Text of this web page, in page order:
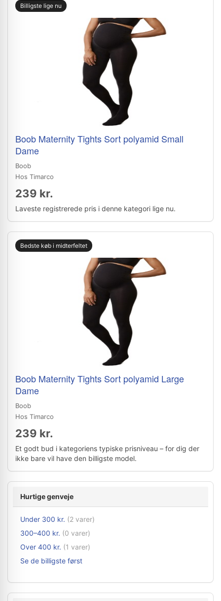
Billigste lige nu
Boob Maternity Tights Sort polyamid Small
Dame
Boob
Hos Timarco
239 kr.
Laveste registrerede pris i denne kategori lige nu.
Bedste køb i midterfeltet
Boob Maternity Tights Sort polyamid Large
Dame
Boob
Hos Timarco
239 kr.
Et godt bud i kategoriens typiske prisniveau – for dig der
ikke bare vil have den billigste model.
Hurtige genveje
Under 300 kr. (2 varer)
300–400 kr. (0 varer)
Over 400 kr. (1 varer)
Se de billigste først